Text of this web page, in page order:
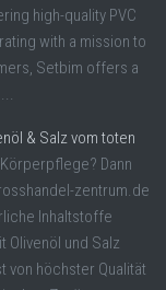
high-quality PVC
with a mission to
Setbim offers a
& Salz vom toten
Dann
zentrum.de
Inhaltstoffe
Olivenöl und Salz
von höchster Qualität